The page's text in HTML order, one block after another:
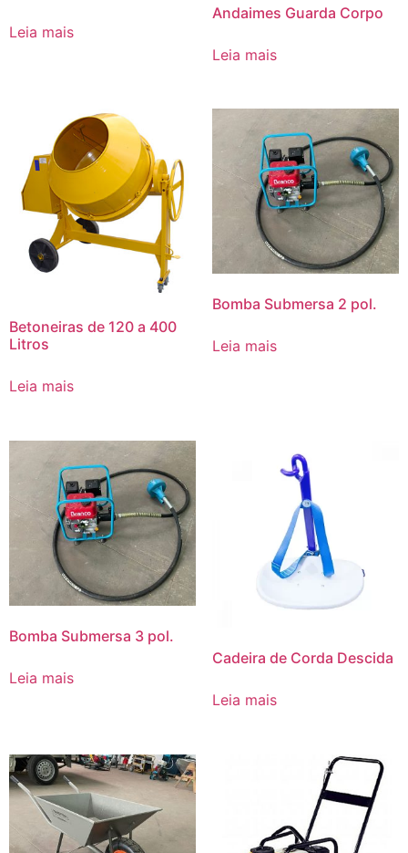
Leia mais
Andaimes Guarda Corpo
Leia mais
Betoneiras de 120 a 400
Litros
Leia mais
Bomba Submersa 2 pol.
Leia mais
Bomba Submersa 3 pol.
Leia mais
Cadeira de Corda Descida
Leia mais